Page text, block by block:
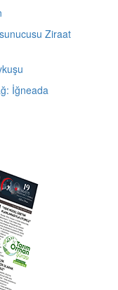
Ziraat
İğneada